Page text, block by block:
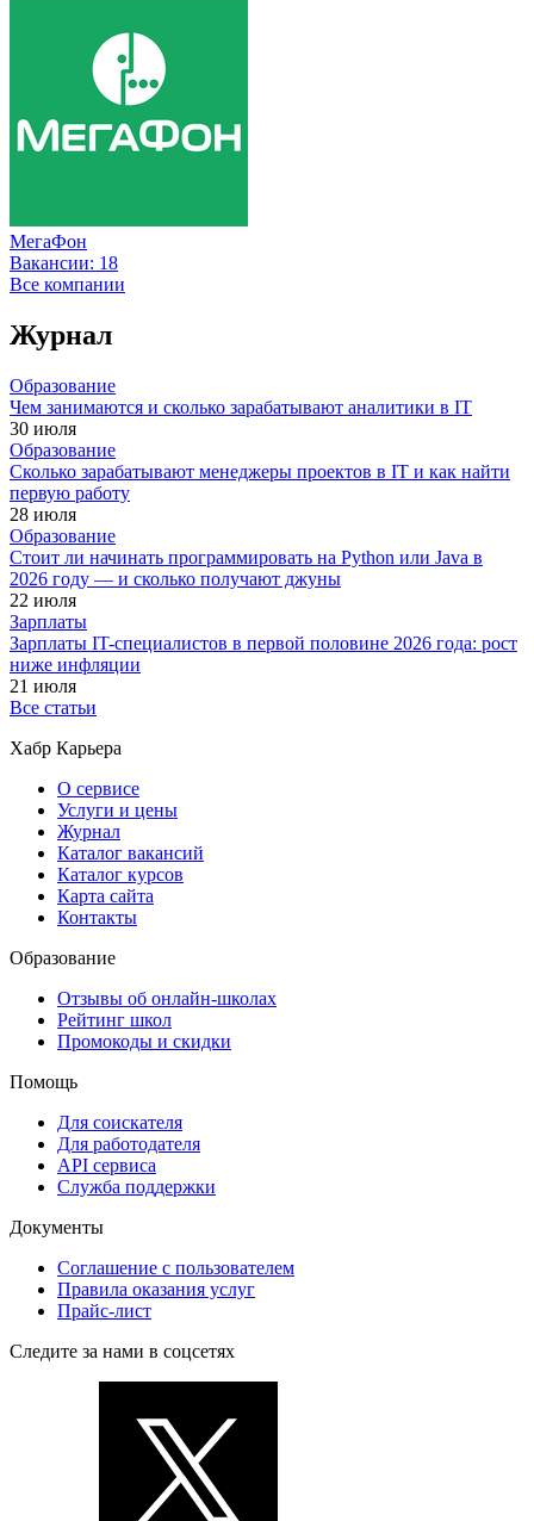
МегаФон
Вакансии: 18
Все компании
Журнал
Образование
Чем занимаются и сколько зарабатывают аналитики в IT
30 июля
Образование
Сколько зарабатывают менеджеры проектов в IT и как найти
первую работу
28 июля
Образование
Стоит ли начинать программировать на Python или Java в
2026 году — и сколько получают джуны
22 июля
Зарплаты
Зарплаты IT-специалистов в первой половине 2026 года: рост
ниже инфляции
21 июля
Все статьи
Хабр Карьера
О сервисе
Услуги и цены
Журнал
Каталог вакансий
Каталог курсов
Карта сайта
Контакты
Образование
Отзывы об онлайн-школах
Рейтинг школ
Промокоды и скидки
Помощь
Для соискателя
Для работодателя
API сервиса
Служба поддержки
Документы
Соглашение с пользователем
Правила оказания услуг
Прайс-лист
Следите за нами в соцсетях